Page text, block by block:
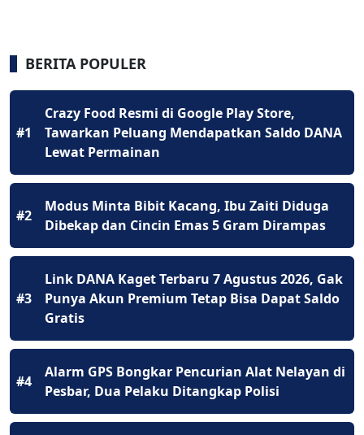
BERITA POPULER
#1
Crazy Food Resmi di Google Play Store,
Tawarkan Peluang Mendapatkan Saldo DANA
Lewat Permainan
#2
Modus Minta Bibit Kacang, Ibu Zaiti Diduga
Dibekap dan Cincin Emas 5 Gram Dirampas
#3
Link DANA Kaget Terbaru 7 Agustus 2026, Gak
Punya Akun Premium Tetap Bisa Dapat Saldo
Gratis
#4
Alarm GPS Bongkar Pencurian Alat Nelayan di
Pesbar, Dua Pelaku Ditangkap Polisi